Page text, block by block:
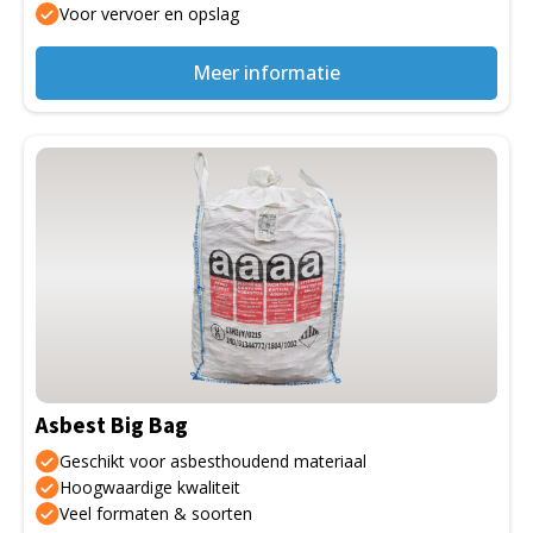
Voor vervoer en opslag
Meer informatie
productpagina
Asbest Big Bag
Geschikt voor asbesthoudend materiaal
Hoogwaardige kwaliteit
Veel formaten & soorten
Dit
gekozen
worden
op
de
productpagina